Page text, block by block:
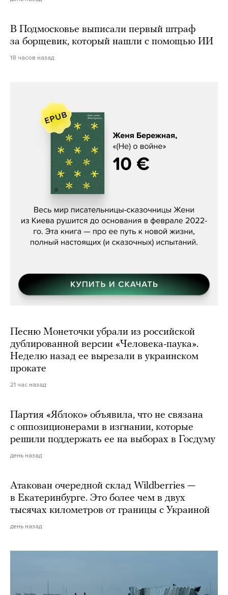
В Подмосковье выписали первый штраф
за борщевик, который нашли с помощью ИИ
18 часов назад
Женя Бережная, «(Не) о войне»
Песню Монеточки убрали из российской
дублированной версии «Человека-паука».
Неделю назад ее вырезали в украинском
прокате
21 час назад
Партия «Яблоко» объявила, что не связана
с оппозиционерами в изгнании, которые
решили поддержать ее на выборах в Госдуму
день назад
Атакован очередной склад Wildberries —
в Екатеринбурге. Это более чем в двух
тысячах километров от границы с Украиной
день назад